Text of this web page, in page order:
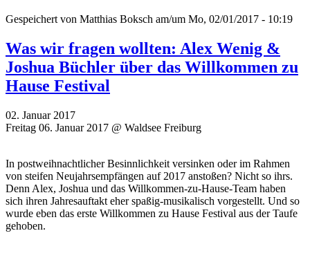
Gespeichert von Matthias Boksch am/um Mo, 02/01/2017 - 10:19
Was wir fragen wollten: Alex Wenig &
Joshua Büchler über das Willkommen zu
Hause Festival
02. Januar 2017
Freitag 06. Januar 2017 @ Waldsee Freiburg
In postweihnachtlicher Besinnlichkeit versinken oder im Rahmen
von steifen Neujahrsempfängen auf 2017 anstoßen? Nicht so ihrs.
Denn Alex, Joshua und das Willkommen-zu-Hause-Team haben
sich ihren Jahresauftakt eher spaßig-musikalisch vorgestellt. Und so
wurde eben das erste Willkommen zu Hause Festival aus der Taufe
gehoben.